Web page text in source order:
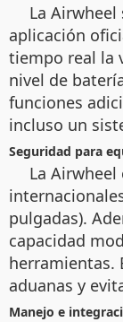
La Airwheel
aplicación
tiempo real la
nivel de
funciones
incluso un
Seguridad para
La
pulgadas).
capacidad
herramientas.
aduanas y
Manejo e